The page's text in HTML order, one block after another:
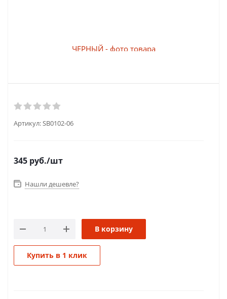
Артикул:SB0102-06
345 руб./шт
Нашли дешевле?
В корзину
Купить в 1 клик